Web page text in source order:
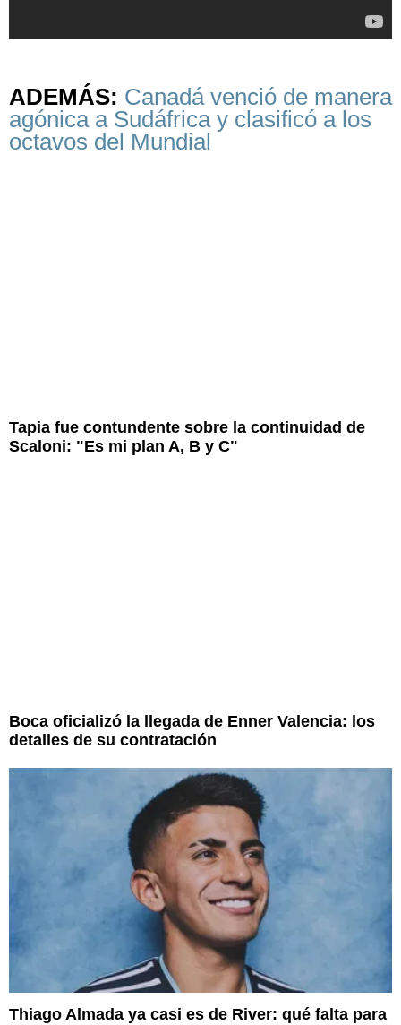
ADEMÁS: Canadá venció de manera
agónica a Sudáfrica y clasificó a los
octavos del Mundial
Tapia fue contundente sobre la continuidad de
Scaloni: "Es mi plan A, B y C"
Boca oficializó la llegada de Enner Valencia: los
detalles de su contratación
Thiago Almada ya casi es de River: qué falta para